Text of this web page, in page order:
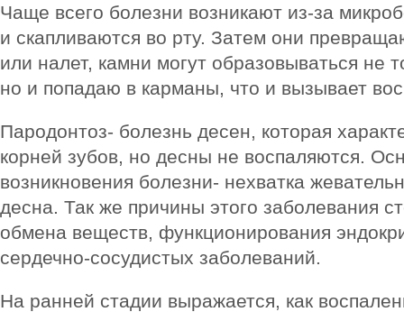
Чаще всего болезни возникают из-за
и скапливаются во рту. Затем они
или налет, камни могут образовываться не
но и попадаю в карманы, что и вызывает
Пародонтоз- болезнь десен, которая
корней зубов, но десны не воспаляются.
возникновения болезни- нехватка
десна. Так же причины этого заболевания
обмена веществ, функционирования
сердечно-сосудистых заболеваний.
На ранней стадии выражается, как